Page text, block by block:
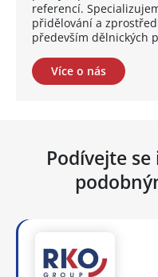
referencí.
přidělování a
především dělnických
Více o nás
Podívejte